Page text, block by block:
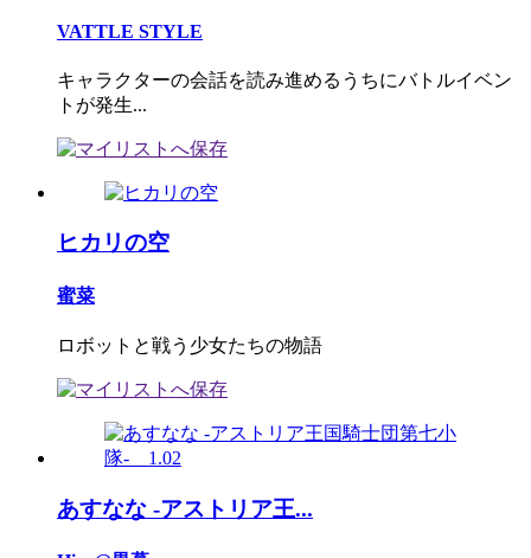
VATTLE STYLE
キャラクターの会話を読み進めるうちにバトルイベン
トが発生...
ヒカリの空
蜜菜
ロボットと戦う少女たちの物語
あすなな -アストリア王...